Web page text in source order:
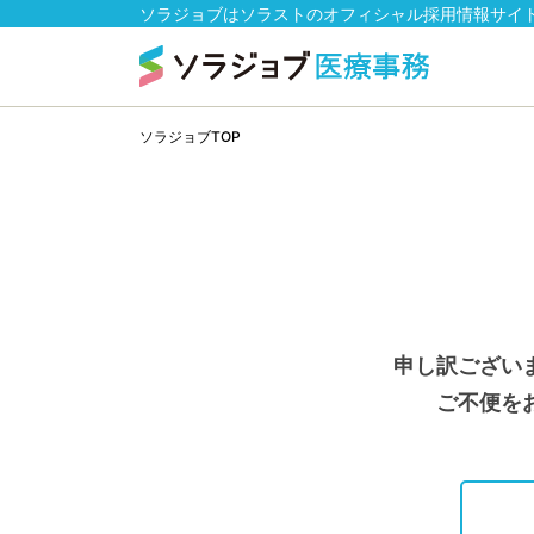
ソラジョブはソラストのオフィシャル採用情報サイ
ソラジョブTOP
申し訳ござい
ご不便を